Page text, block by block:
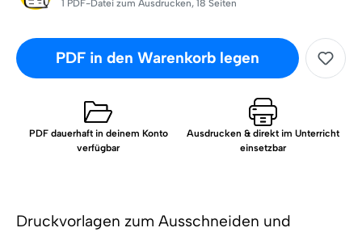
Druckvorlagen zum Ausschneiden und
1 PDF-Datei zum Ausdrucken, 18 Seiten
PDF in den Warenkorb legen
PDF dauerhaft in deinem Konto
verfügbar
Ausdrucken & direkt im Unterricht
einsetzbar